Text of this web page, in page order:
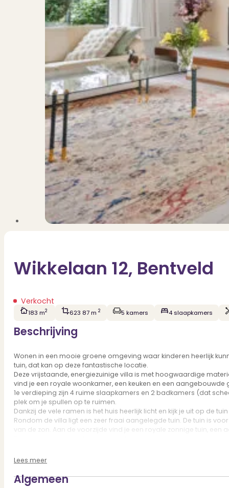
Wikkelaan 12, Bentveld
Verkocht
183 m2 623 87 m2 5 kamers 4 slaapkamers
Beschrijving
Wonen in een mooie groene omgeving waar kinderen heerlijk
tuin, dat kan op deze fantastische locatie.
Deze vrijstaande, energiezuinige villa is met hoogwaardige
vind je een royale woonkamer, een keuken en een
1e verdieping zijn 4 ruime slaapkamers en 2 badkamers (dat
plek om je spullen op te ruimen.
Dankzij de vele ramen is het huis heerlijk licht en kijk je uit op de
Rondom de villa ligt een zeer fraai aangelegde tuin. De tuin is
van de zon. Aan de voorzijde vind je een royale zonnige tuin,
een borrel. En heb je als thuiskok verse kruiden nodig? Als
De winkelstraat met diverse speciaalzaken en het NS-Station
Haarlem met een diversiteit aan winkels en leuke
diverse sportfaciliteiten en op korte fietsafstand lager-,
Lees meer
Algemeen